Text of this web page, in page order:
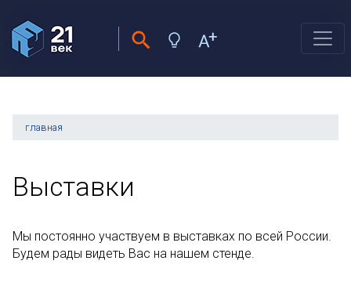
главная
Выставки
Мы постоянно участвуем в выставках по всей России.
Будем рады видеть Вас на нашем стенде.